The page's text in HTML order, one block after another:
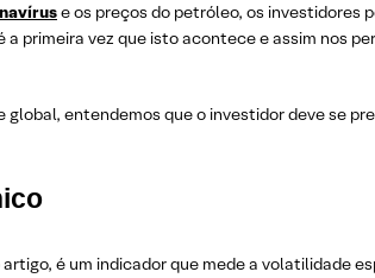
e os preços do petróleo, os investidores
a primeira vez que isto acontece e assim nos
entendemos que o investidor deve se
é um indicador que mede a volatilidade